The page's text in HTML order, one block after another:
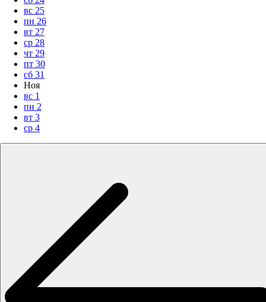
вс 25
пн 26
вт 27
ср 28
чт 29
пт 30
сб 31
Ноя
вс 1
пн 2
вт 3
ср 4